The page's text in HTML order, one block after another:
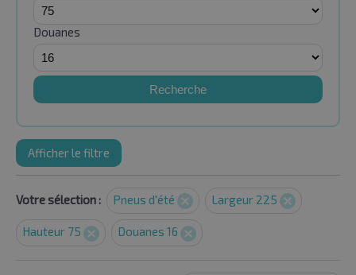
Douanes
Recherche
Afficher le filtre
Votre sélection : Pneus d'été Largeur 225
Hauteur 75 Douanes 16